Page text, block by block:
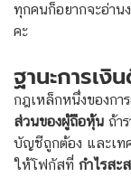
ทุกคนก็อยากจะอ่าน
คะ
ฐานะการเงิ
กฎเหล็กหนึ่งของกา
ส่วนของผู้ถือหุ้น ถ้า
บัญชีถูกต้อง และเท
ให้โฟกัสที่ กำไรสะ